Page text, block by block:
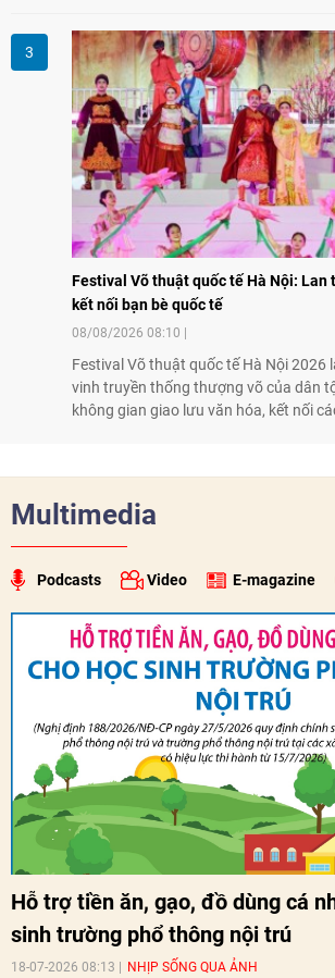
đổi về định hướng triển khai Dự án
Nông nghiệp và An toàn thực phẩm
hướng tới thúc đẩy chuyển đổi số, hiện
và mở rộng hợp tác phát triển giữa hai
Festival Võ thuật quốc tế Hà Nội: Lan
kết nối bạn bè quốc tế
08/08/2026 08:10
Festival Võ thuật quốc tế Hà Nội 2026
vinh truyền thống thượng võ của dân
không gian giao lưu văn hóa, kết nối
Multimedia
Podcasts Video E-magazine
Hỗ trợ tiền ăn, gạo, đồ dùng cá
sinh trường phổ thông nội trú
18-07-2026 08:13 NHỊP SỐNG QUA ẢNH